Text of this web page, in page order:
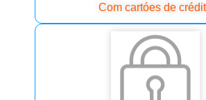
Com cartóes de